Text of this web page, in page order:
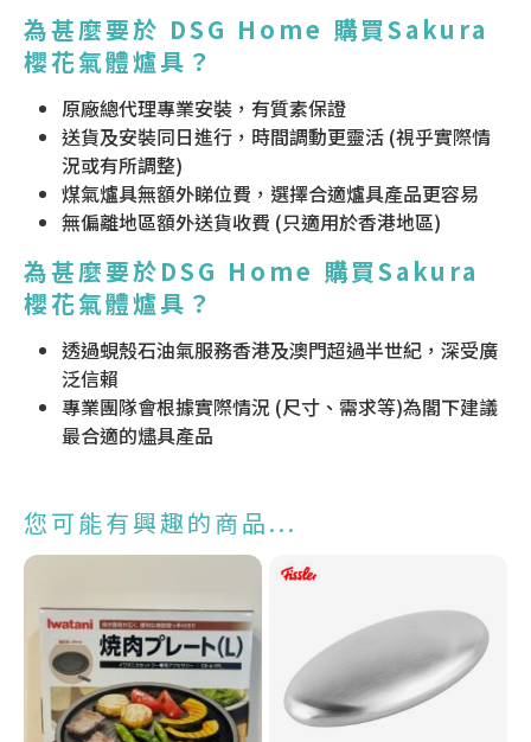
為甚麼要於 DSG Home 購買Sakura
櫻花氣體爐具？
原廠總代理專業安裝，有質素保證
送貨及安裝同日進行，時間調動更靈活 (視乎實際情
況或有所調整)
煤氣爐具無額外睇位費，選擇合適爐具產品更容易
無偏離地區額外送貨收費 (只適用於香港地區)
為甚麼要於DSG Home 購買Sakura
櫻花氣體爐具？
透過蜆殼石油氣服務香港及澳門超過半世紀，深受廣
泛信賴
專業團隊會根據實際情況 (尺寸、需求等)為閣下建議
最合適的燼具產品
您可能有興趣的商品...